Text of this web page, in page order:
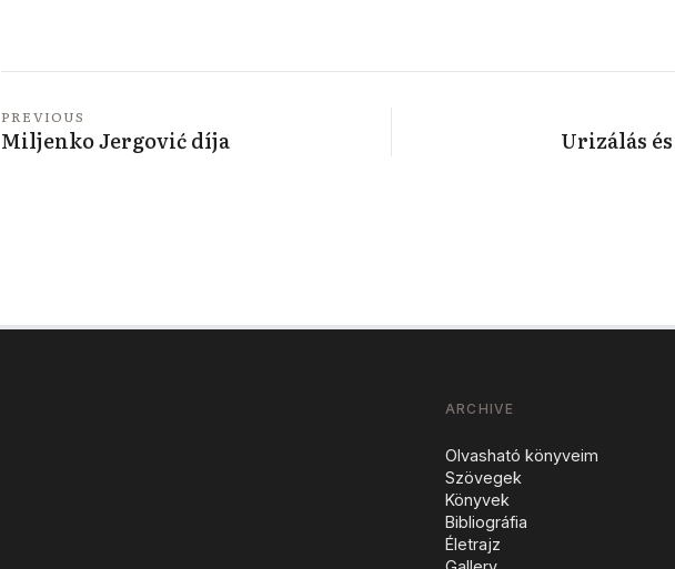
PREVIOUS
Miljenko Jergović díja Urizálás
ARCHIVE
Olvasható könyveim
Szövegek
Könyvek
Bibliográfia
Életrajz